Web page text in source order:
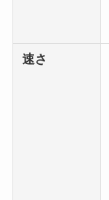
速さ